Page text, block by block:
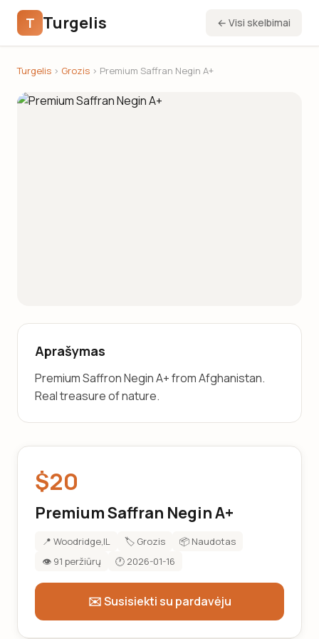
T Turgelis ← Visi skelbimai
Turgelis › Grozis › Premium Saffran Negin A+
Aprašymas
Premium Saffron Negin A+ from Afghanistan.
Real treasure of nature.
$20
Premium Saffran Negin A+
📍 Woodridge,IL 🏷️ Grozis
📦 Naudotas
👁️ 91 peržiūrų
🕐 2026-01-16
✉️ Susisiekti su pardavėju